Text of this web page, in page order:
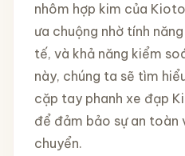
nhôm hợp kim của
ưa chuộng nhờ tính
tế, và khả năng kiểm
này, chúng ta sẽ tìm
cặp tay phanh xe đạp
để đảm bảo sự an toàn
chuyển.